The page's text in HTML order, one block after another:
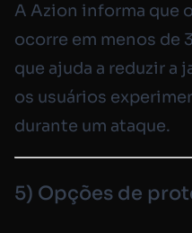
A Azion informa que
ocorre em menos de
que ajuda a reduzir a
os usuários
durante um ataque.
5) Opções de